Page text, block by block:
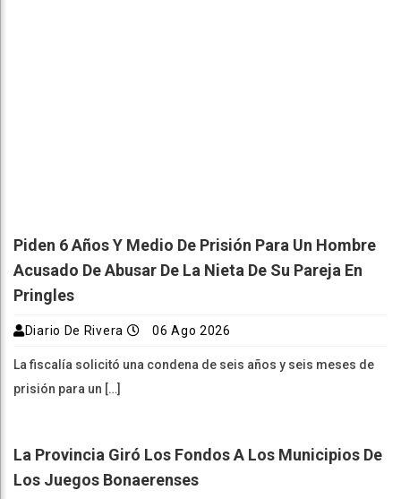
Piden 6 Años Y Medio De Prisión Para Un Hombre
Acusado De Abusar De La Nieta De Su Pareja En
Pringles
Diario De Rivera 06 Ago 2026
La fiscalía solicitó una condena de seis años y seis meses de
prisión para un […]
La Provincia Giró Los Fondos A Los Municipios De
Los Juegos Bonaerenses